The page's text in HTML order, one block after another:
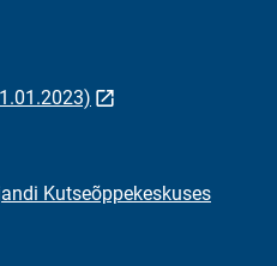
Kutseõppekeskuses